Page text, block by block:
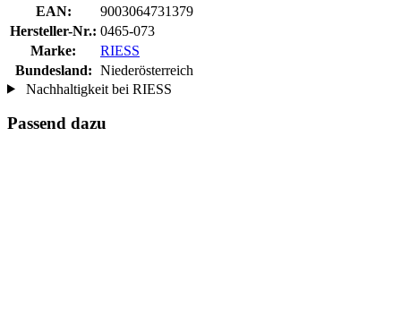
EAN:
9003064731379
Hersteller-Nr.: 0465-073
Marke:
RIESS
Bundesland: Niederösterreich
Nachhaltigkeit bei RIESS
Passend dazu